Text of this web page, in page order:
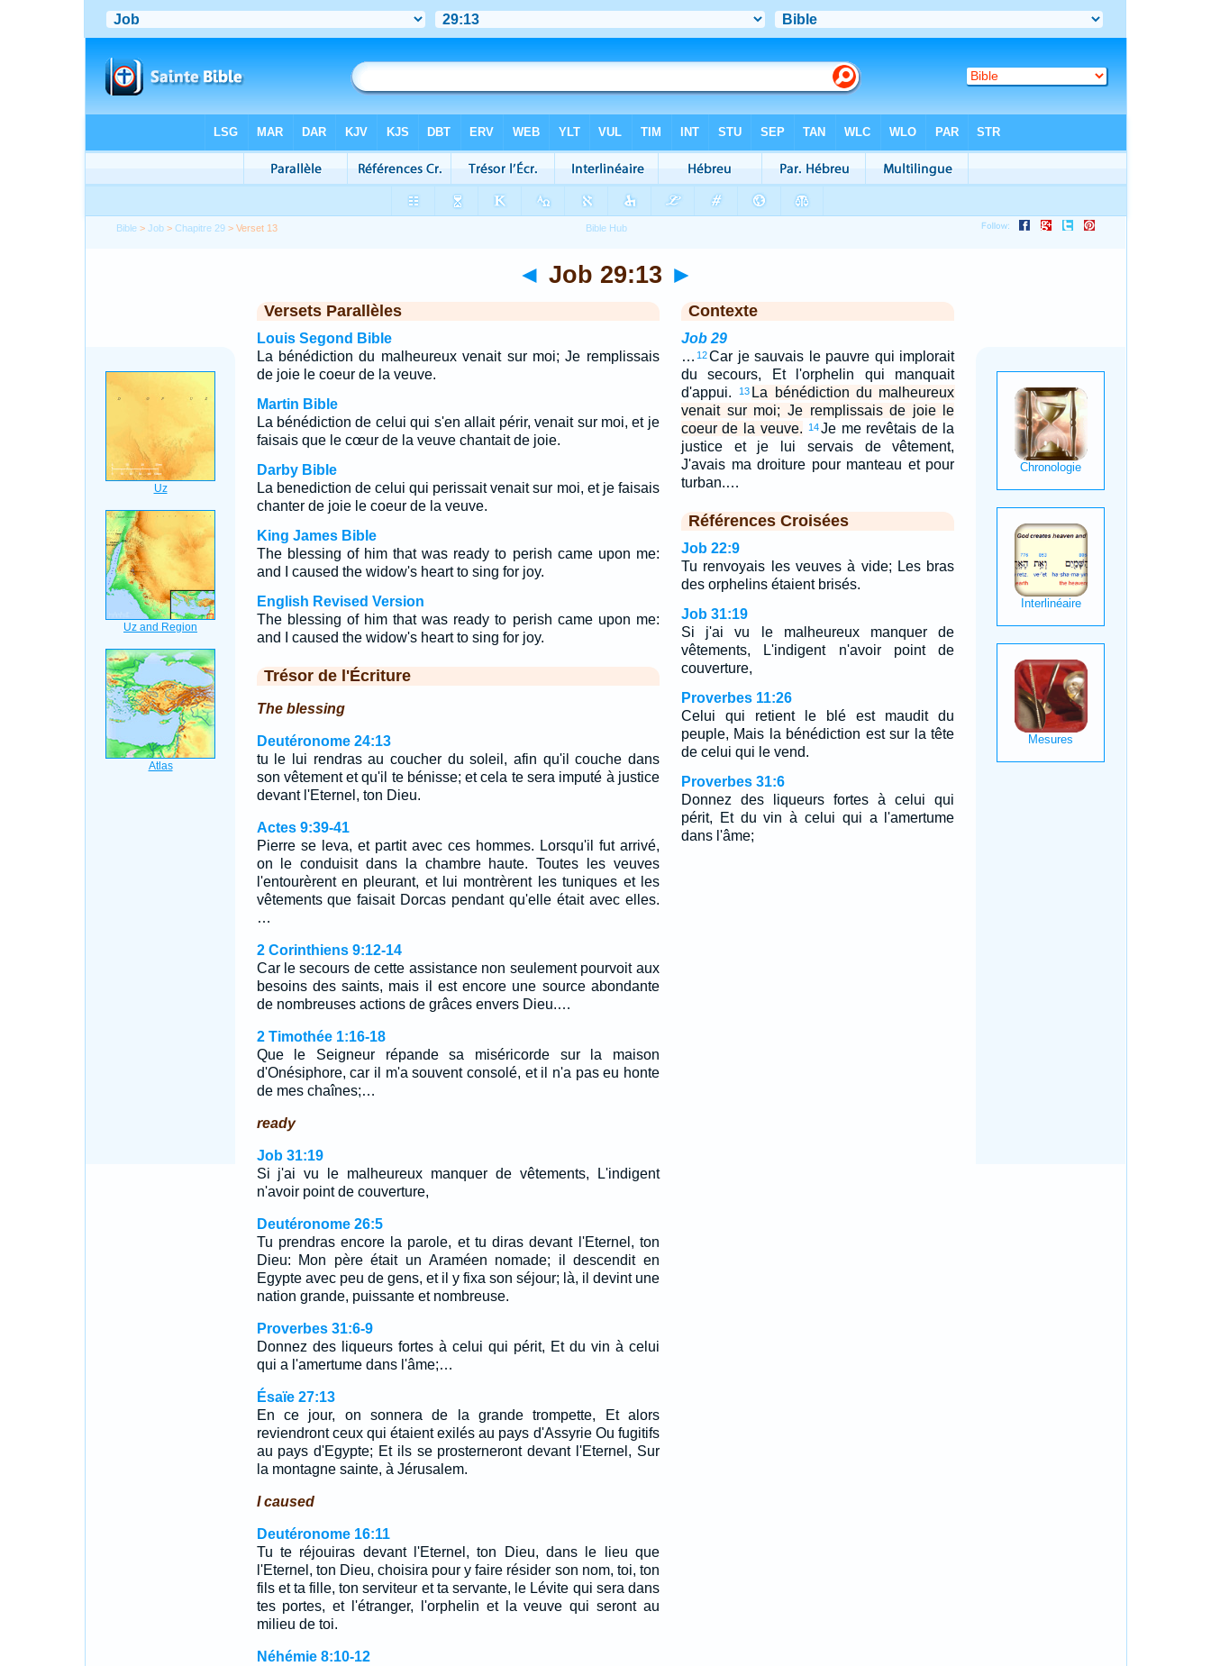
Bible >Job >Chapitre 29 > Verset 13
◄ Job 29:13 ►
Versets Parallèles
Louis Segond Bible
La bénédiction du malheureux venait sur moi; Je remplissais
de joie le coeur de la veuve.
Martin Bible
La bénédiction de celui qui s'en allait périr, venait sur moi, et je
faisais que le cœur de la veuve chantait de joie.
Darby Bible
La benediction de celui qui perissait venait sur moi, et je faisais
chanter de joie le coeur de la veuve.
King James Bible
The blessing of him that was ready to perish came upon me:
and I caused the widow's heart to sing for joy.
English Revised Version
The blessing of him that was ready to perish came upon me:
and I caused the widow's heart to sing for joy.
Trésor de l'Écriture
The blessing
Deutéronome 24:13
tu le lui rendras au coucher du soleil, afin qu'il couche dans
son vêtement et qu'il te bénisse; et cela te sera imputé à justice
devant l'Eternel, ton Dieu.
Actes 9:39-41
Pierre se leva, et partit avec ces hommes. Lorsqu'il fut arrivé,
on le conduisit dans la chambre haute. Toutes les veuves
l'entourèrent en pleurant, et lui montrèrent les tuniques et les
vêtements que faisait Dorcas pendant qu'elle était avec elles.
…
2 Corinthiens 9:12-14
Car le secours de cette assistance non seulement pourvoit aux
besoins des saints, mais il est encore une source abondante
de nombreuses actions de grâces envers Dieu.…
2 Timothée 1:16-18
Que le Seigneur répande sa miséricorde sur la maison
d'Onésiphore, car il m'a souvent consolé, et il n'a pas eu honte
de mes chaînes;…
ready
Job 31:19
Si j'ai vu le malheureux manquer de vêtements, L'indigent
n'avoir point de couverture,
Deutéronome 26:5
Tu prendras encore la parole, et tu diras devant l'Eternel, ton
Dieu: Mon père était un Araméen nomade; il descendit en
Egypte avec peu de gens, et il y fixa son séjour; là, il devint une
nation grande, puissante et nombreuse.
Proverbes 31:6-9
Donnez des liqueurs fortes à celui qui périt, Et du vin à celui
qui a l'amertume dans l'âme;…
Ésaïe 27:13
En ce jour, on sonnera de la grande trompette, Et alors
reviendront ceux qui étaient exilés au pays d'Assyrie Ou fugitifs
au pays d'Egypte; Et ils se prosterneront devant l'Eternel, Sur
la montagne sainte, à Jérusalem.
I caused
Deutéronome 16:11
Tu te réjouiras devant l'Eternel, ton Dieu, dans le lieu que
l'Eternel, ton Dieu, choisira pour y faire résider son nom, toi, ton
fils et ta fille, ton serviteur et ta servante, le Lévite qui sera dans
tes portes, et l'étranger, l'orphelin et la veuve qui seront au
milieu de toi.
Néhémie 8:10-12
Contexte
Job 29
… 12Car je sauvais le pauvre qui implorait
du secours, Et l'orphelin qui manquait
d'appui.
13 La bénédiction du malheureux
venait sur moi; Je remplissais de joie le
coeur de la veuve.
14Je me revêtais de la
justice et je lui servais de vêtement,
J'avais ma droiture pour manteau et pour
turban.…
Références Croisées
Job 22:9
Tu renvoyais les veuves à vide; Les bras
des orphelins étaient brisés.
Job 31:19
Si j'ai vu le malheureux manquer de
vêtements, L'indigent n'avoir point de
couverture,
Proverbes 11:26
Celui qui retient le blé est maudit du
peuple, Mais la bénédiction est sur la tête
de celui qui le vend.
Proverbes 31:6
Donnez des liqueurs fortes à celui qui
périt, Et du vin à celui qui a l'amertume
dans l'âme;